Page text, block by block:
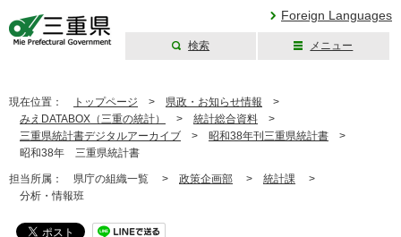
Foreign Languages
検索 メニュー
現在位置： トップページ > 県政・お知らせ情報 >
みえDATABOX（三重の統計）
> 統計総合資料 >
三重県統計書デジタルアーカイブ > 昭和38年刊三重県統計書 >
昭和38年 三重県統計書
担当所属： 県庁の組織一覧 > 政策企画部 > 統計課 >
分析・情報班